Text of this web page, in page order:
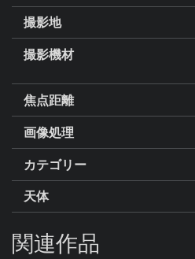
撮影地
撮影機材
焦点距離
画像処理
カテゴリー
天体
関連作品